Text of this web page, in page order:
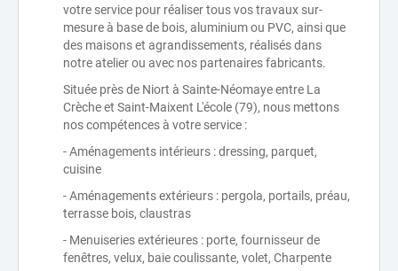
votre service pour réaliser tous vos travaux sur-
mesure à base de bois, aluminium ou PVC, ainsi que
des maisons et agrandissements, réalisés dans
notre atelier ou avec nos partenaires fabricants.
Située près de Niort à Sainte-Néomaye entre La
Crèche et Saint-Maixent L'école (79), nous mettons
nos compétences à votre service :
- Aménagements intérieurs : dressing, parquet,
cuisine
- Aménagements extérieurs : pergola, portails, préau,
terrasse bois, claustras
- Menuiseries extérieures : porte, fournisseur de
fenêtres, velux, baie coulissante, volet, Charpente